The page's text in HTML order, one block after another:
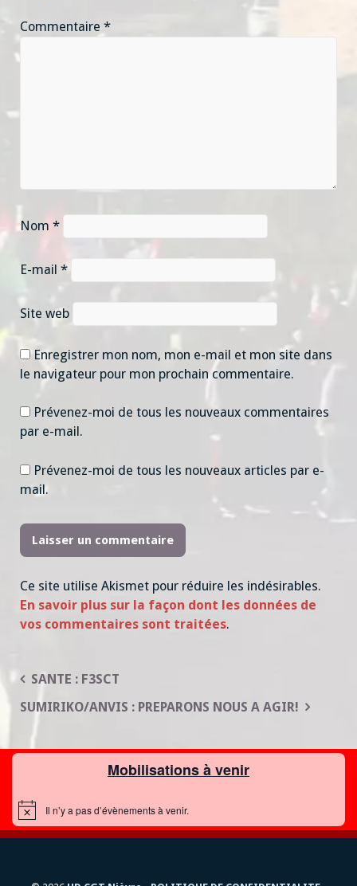
Commentaire *
Nom *
E-mail *
Site web
Enregistrer mon nom, mon e-mail et mon site dans
le navigateur pour mon prochain commentaire.
Prévenez-moi de tous les nouveaux commentaires
par e-mail.
Prévenez-moi de tous les nouveaux articles par e-
mail.
Ce site utilise Akismet pour réduire les indésirables.
En savoir plus sur la façon dont les données de
vos commentaires sont traitées.
Navigation
de
l’article
SANTE : F3SCT
SUMIRIKO/ANVIS : PREPARONS NOUS A AGIR!
Mobilisations à venir
N
o
t
Il n’y a pas d’évènements à venir.